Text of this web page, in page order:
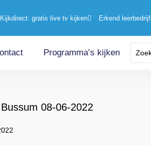
Kijkdirect: gratis live tv kijken Erkend leerbedrijf
Programma’s kijken
08-06-2022